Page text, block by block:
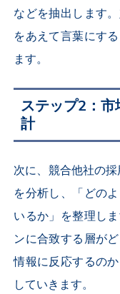
などを抽出します
をあえて言葉にす
ます。
ステップ2：
計
次に、競合他社の
を分析し、「どの
いるか」を整理し
ンに合致する層が
情報に反応するの
していきます。